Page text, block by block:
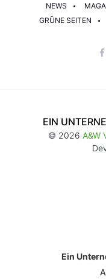
NEWS
GRÜNE SEITEN
EIN
© 2026 A&W
Ein